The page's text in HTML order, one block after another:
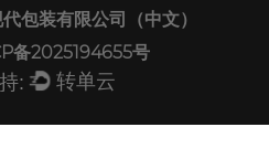
包装有限公司（中文）
备2025194655号